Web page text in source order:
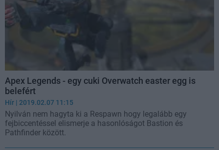
Apex Legends - egy cuki Overwatch easter egg is
belefért
Hír | 2019.02.07 11:15
Nyilván nem hagyta ki a Respawn hogy legalább egy
fejbiccentéssel elismerje a hasonlóságot Bastion és
Pathfinder között.